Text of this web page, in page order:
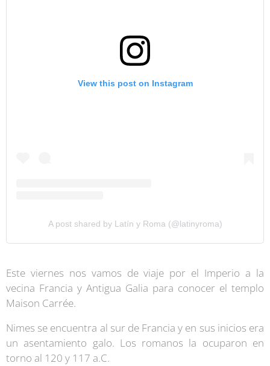
View this post on Instagram
A post shared by Latín y Roma (@latinyroma)
Este viernes nos vamos de viaje por el Imperio a la
vecina Francia y Antigua Galia para conocer el templo
Maison Carrée.
Nimes se encuentra al sur de Francia y en sus inicios era
un asentamiento galo. Los romanos la ocuparon en
torno al 120 y 117 a.C.